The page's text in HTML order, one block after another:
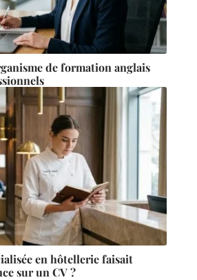
de formation anglais
en hôtellerie faisait
sur un CV ?